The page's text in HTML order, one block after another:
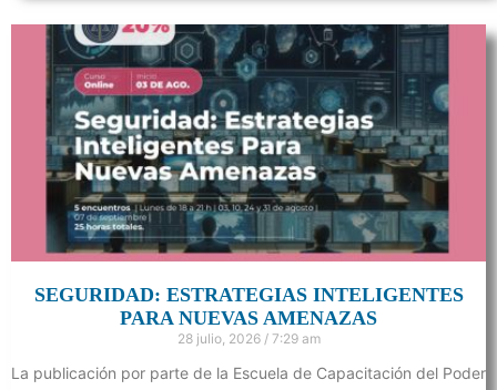
SEGURIDAD: ESTRATEGIAS INTELIGENTES
PARA NUEVAS AMENAZAS
28 julio, 2026 7:29 am
La publicación por parte de la Escuela de Capacitación del Poder